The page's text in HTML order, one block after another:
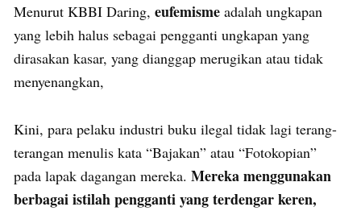
Menurut KBBI Daring, eufemisme adalah ungkapan
yang lebih halus sebagai pengganti ungkapan yang
dirasakan kasar, yang dianggap merugikan atau tidak
menyenangkan,
Kini, para pelaku industri buku ilegal tidak lagi terang-
terangan menulis kata “Bajakan” atau “Fotokopian”
pada lapak dagangan mereka. Mereka menggunakan
berbagai istilah pengganti yang terdengar keren,